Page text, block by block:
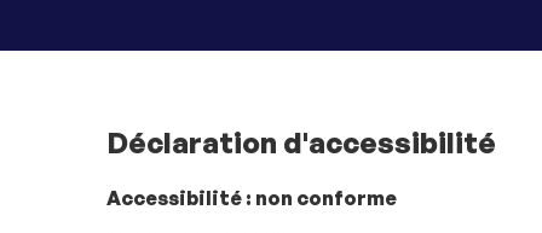
Déclaration d'accessibilité
Accessibilité : non conforme